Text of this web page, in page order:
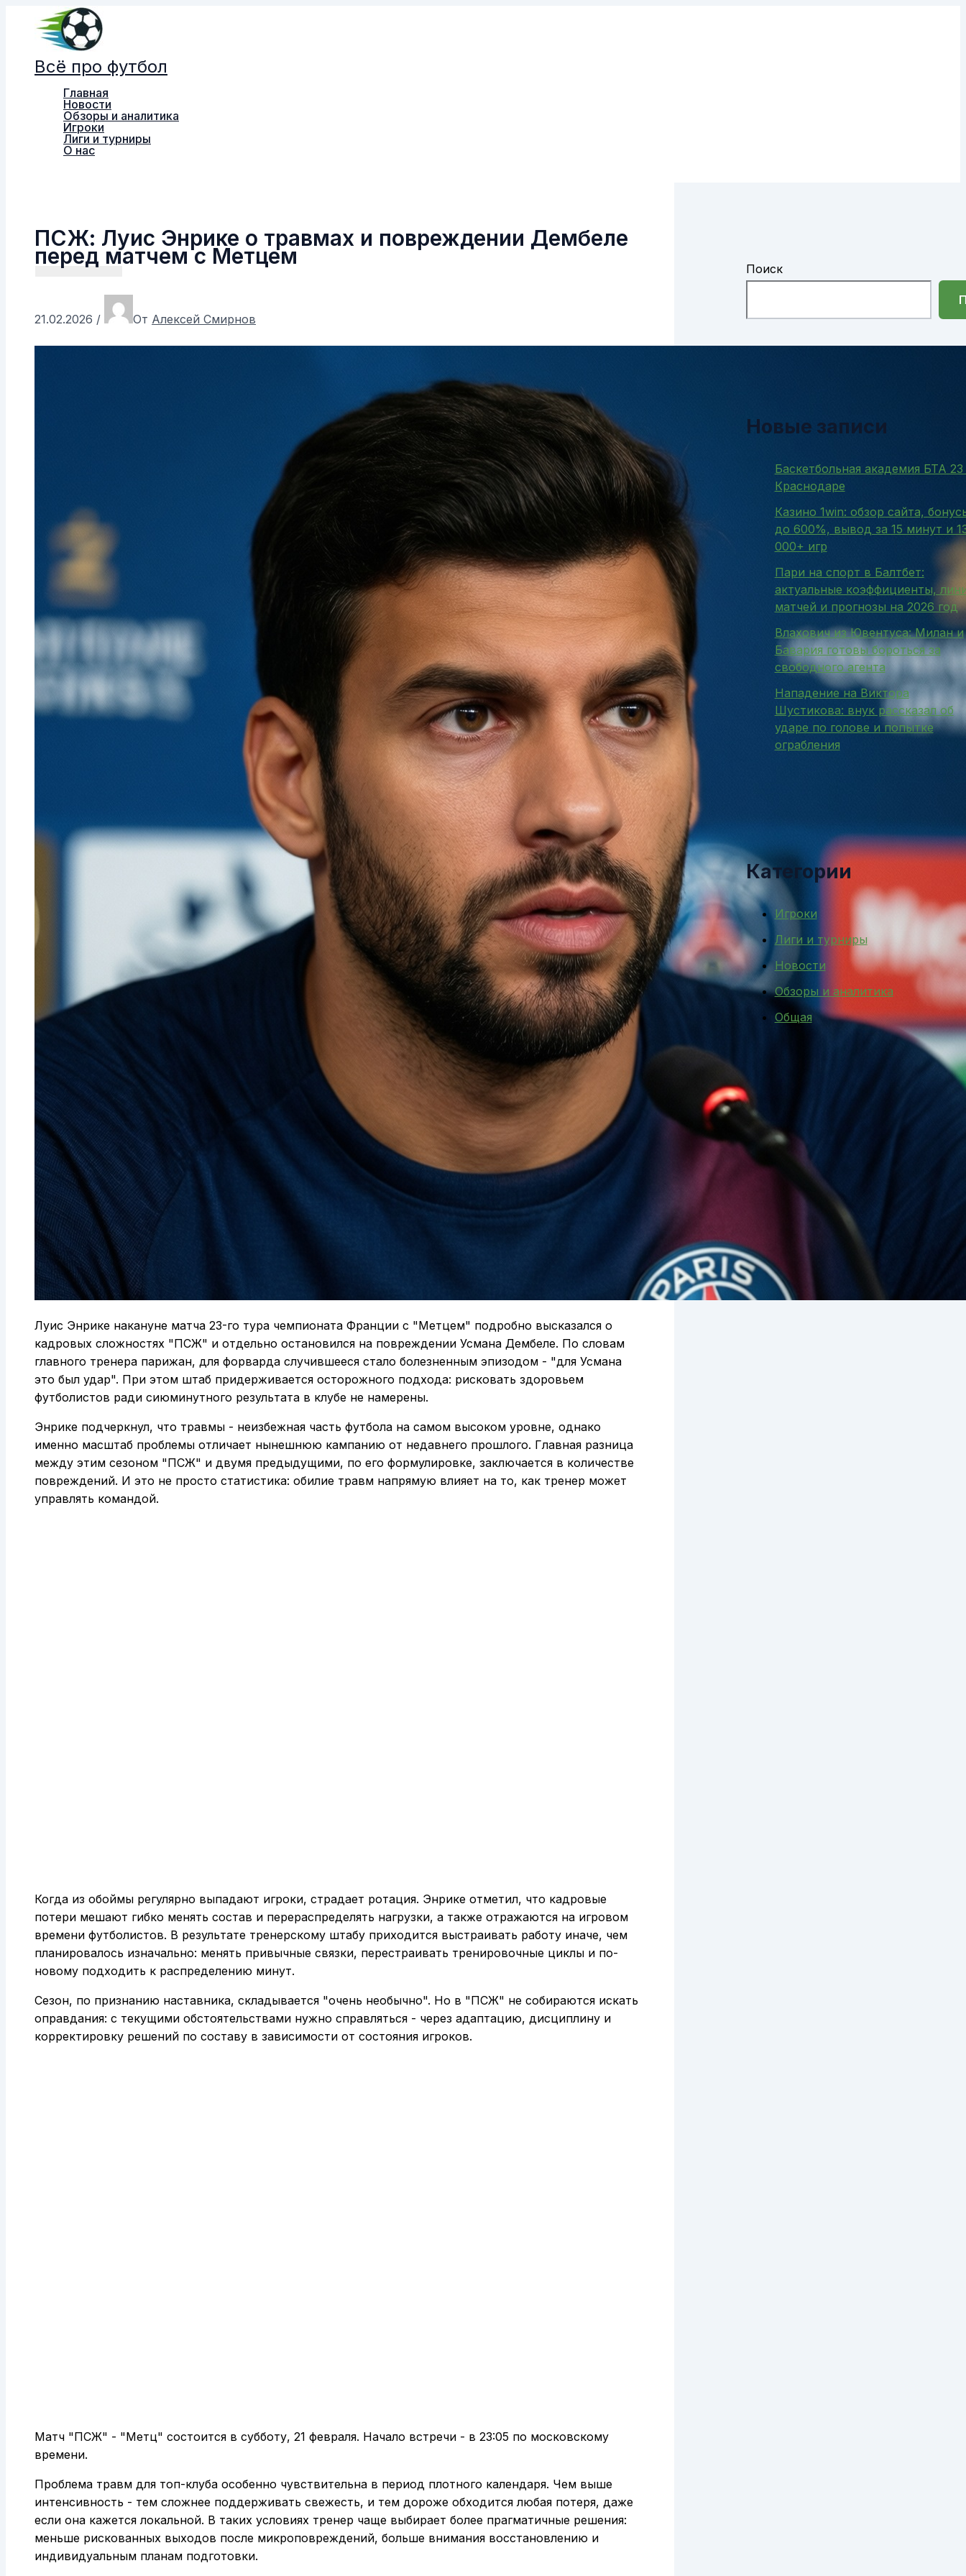
Перейти
содержимому
Всё про футбол
Главная
Новости
Обзоры и аналитика
Игроки
Лиги и турниры
О нас
ПСЖ: Луис Энрике о травмах и повреждении Дембеле
перед матчем с Метцем
21.02.2026 / От Алексей Смирнов
Луис Энрике накануне матча 23-го тура чемпионата Франции с "Метцем" подробно высказался о
кадровых сложностях "ПСЖ" и отдельно остановился на повреждении Усмана Дембеле. По словам
главного тренера парижан, для форварда случившееся стало болезненным эпизодом - "для Усмана
это был удар". При этом штаб придерживается осторожного подхода: рисковать здоровьем
футболистов ради сиюминутного результата в клубе не намерены.
Энрике подчеркнул, что травмы - неизбежная часть футбола на самом высоком уровне, однако
именно масштаб проблемы отличает нынешнюю кампанию от недавнего прошлого. Главная разница
между этим сезоном "ПСЖ" и двумя предыдущими, по его формулировке, заключается в количестве
повреждений. И это не просто статистика: обилие травм напрямую влияет на то, как тренер может
управлять командой.
Когда из обоймы регулярно выпадают игроки, страдает ротация. Энрике отметил, что кадровые
потери мешают гибко менять состав и перераспределять нагрузки, а также отражаются на игровом
времени футболистов. В результате тренерскому штабу приходится выстраивать работу иначе, чем
планировалось изначально: менять привычные связки, перестраивать тренировочные циклы и по-
новому подходить к распределению минут.
Сезон, по признанию наставника, складывается "очень необычно". Но в "ПСЖ" не собираются искать
оправдания: с текущими обстоятельствами нужно справляться - через адаптацию, дисциплину и
корректировку решений по составу в зависимости от состояния игроков.
Матч "ПСЖ" - "Метц" состоится в субботу, 21 февраля. Начало встречи - в 23:05 по московскому
времени.
Проблема травм для топ-клуба особенно чувствительна в период плотного календаря. Чем выше
интенсивность - тем сложнее поддерживать свежесть, и тем дороже обходится любая потеря, даже
если она кажется локальной. В таких условиях тренер чаще выбирает более прагматичные решения:
меньше рискованных выходов после микроповреждений, больше внимания восстановлению и
индивидуальным планам подготовки.
Поиск
Новые записи
Баскетбольная академия БТА 23
Краснодаре
Казино 1win: обзор сайта,
до 600%, вывод за 15 минут и
000+ игр
Пари на спорт в Балтбет:
актуальные коэффициенты,
матчей и прогнозы на 2026 год
Влахович из Ювентуса: Милан и
Бавария готовы бороться за
свободного агента
Нападение на Виктора
Шустикова: внук рассказал об
ударе по голове и попытке
ограбления
Категории
Игроки
Лиги и турниры
Новости
Обзоры и аналитика
Общая